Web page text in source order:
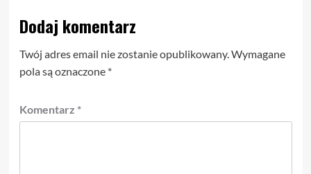
Dodaj komentarz
Twój adres email nie zostanie opublikowany.Wymagane
pola są oznaczone *
Komentarz *